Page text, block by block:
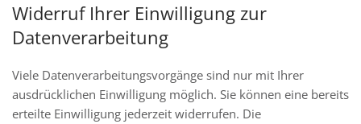
Widerruf Ihrer Einwilligung zur
Datenverarbeitung
Viele Datenverarbeitungsvorgänge sind nur mit Ihrer
ausdrücklichen Einwilligung möglich. Sie können eine bereits
erteilte Einwilligung jederzeit widerrufen. Die